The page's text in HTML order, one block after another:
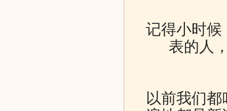
记得小时候
表的人
以前我们